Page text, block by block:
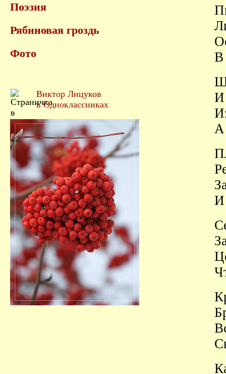
Поэзия
Рябиновая гроздь
Фото
Виктор Лицуков
в Одноклассниках
В
И
А
И